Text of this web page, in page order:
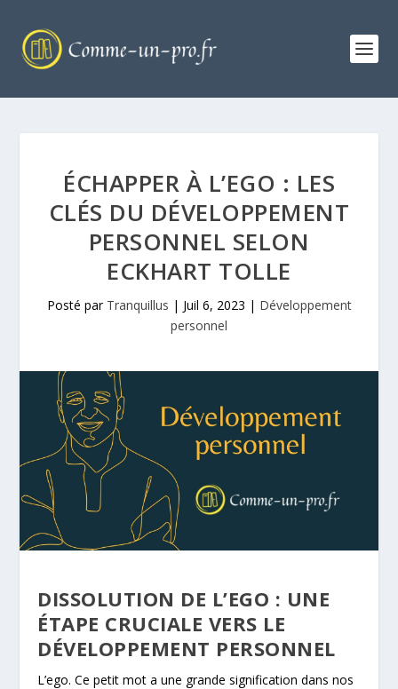
ÉCHAPPER À L’EGO : LES
CLÉS DU DÉVELOPPEMENT
PERSONNEL SELON
ECKHART TOLLE
Posté par Tranquillus | Juil 6, 2023 | Développement
personnel
DISSOLUTION DE L’EGO : UNE
ÉTAPE CRUCIALE VERS LE
DÉVELOPPEMENT PERSONNEL
L’ego. Ce petit mot a une grande signification dans nos